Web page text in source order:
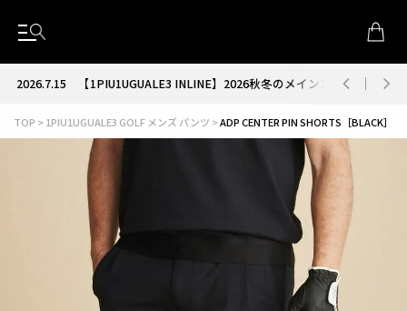
2026.7.15【1PIU1UGUALE3 INLINE】2026秋冬のメインコレクションが
TOP 1PIU1UGUALE3 GOLF メンズ パンツ ADP CENTER PIN SHORTS［BLACK］